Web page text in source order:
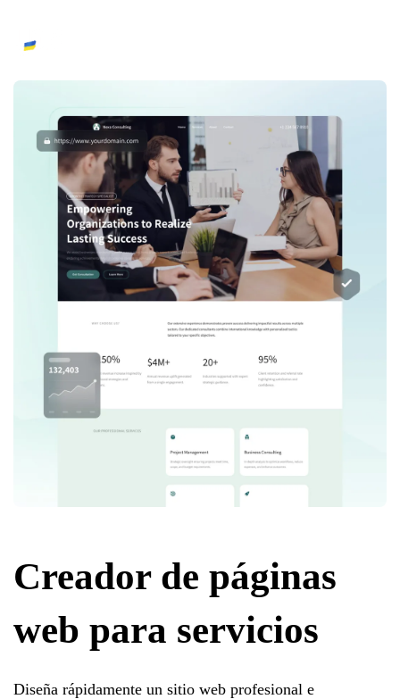
Creador de páginas
web para servicios
Diseña rápidamente un sitio web profesional e